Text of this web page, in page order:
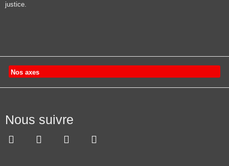
justice.
Nos axes
Nous suivre